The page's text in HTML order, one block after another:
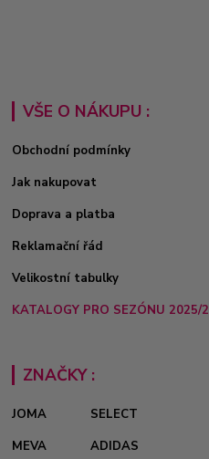
VŠE O NÁKUPU :
Obchodní podmínky
Jak nakupovat
Doprava a platba
Reklamační řád
Velikostní tabulky
KATALOGY PRO SEZÓNU 2025/
ZNAČKY :
JOMA
SELECT
MEVA
ADIDAS